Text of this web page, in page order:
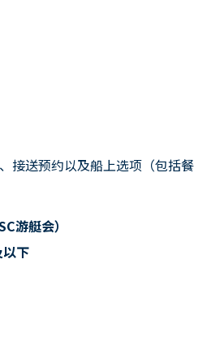
接送预约以及船上选项（包括餐
游艇会）
下